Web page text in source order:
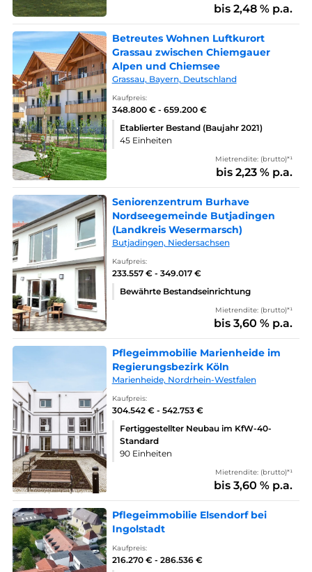
bis 2,48 % p.a.
Betreutes Wohnen Luftkurort
Grassau zwischen Chiemgauer
Alpen und Chiemsee
Grassau, Bayern, Deutschland
Kaufpreis:
348.800 € - 659.200 €
Etablierter Bestand (Baujahr 2021)
45 Einheiten
Mietrendite: (brutto)*¹
bis 2,23 % p.a.
Seniorenzentrum Burhave
Nordseegemeinde Butjadingen
(Landkreis Wesermarsch)
Butjadingen, Niedersachsen
Kaufpreis:
233.557 € - 349.017 €
Bewährte Bestandseinrichtung
Mietrendite: (brutto)*¹
bis 3,60 % p.a.
Pflegeimmobilie Marienheide im
Regierungsbezirk Köln
Marienheide, Nordrhein-Westfalen
Kaufpreis:
304.542 € - 542.753 €
Fertiggestellter Neubau im KfW-40-
Standard
90 Einheiten
Mietrendite: (brutto)*¹
bis 3,60 % p.a.
Pflegeimmobilie Elsendorf bei
Ingolstadt
Kaufpreis:
216.270 € - 286.536 €